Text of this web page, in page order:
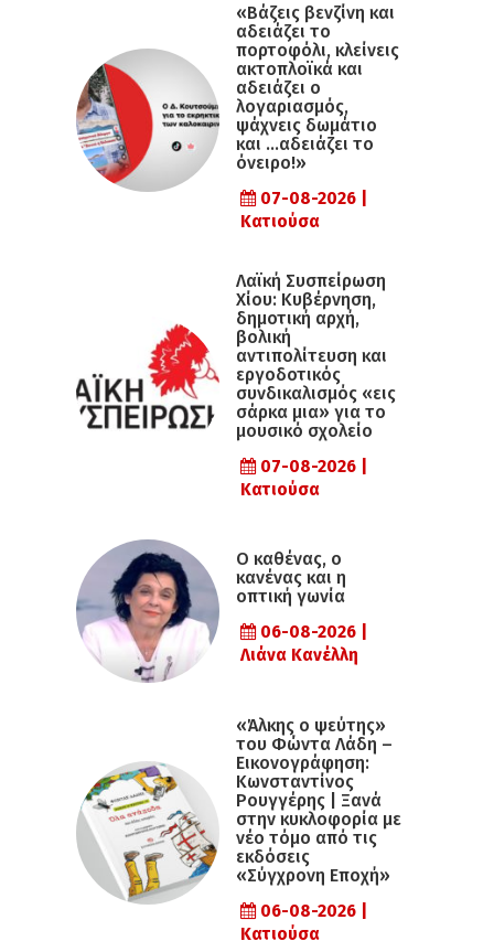
«Βάζεις βενζίνη και
αδειάζει το
πορτοφόλι, κλείνεις
ακτοπλοϊκά και
αδειάζει ο
λογαριασμός,
ψάχνεις δωμάτιο
και …αδειάζει το
όνειρο!»
07-08-2026 |
Κατιούσα
Λαϊκή Συσπείρωση
Χίου: Κυβέρνηση,
δημοτική αρχή,
βολική
αντιπολίτευση και
εργοδοτικός
συνδικαλισμός «εις
σάρκα μια» για το
μουσικό σχολείο
07-08-2026 |
Κατιούσα
Ο καθένας, ο
κανένας και η
οπτική γωνία
06-08-2026 |
Λιάνα Κανέλλη
«Άλκης ο ψεύτης»
του Φώντα Λάδη –
Εικονογράφηση:
Κωνσταντίνος
Ρουγγέρης | Ξανά
στην κυκλοφορία με
νέο τόμο από τις
εκδόσεις
«Σύγχρονη Εποχή»
06-08-2026 |
Κατιούσα